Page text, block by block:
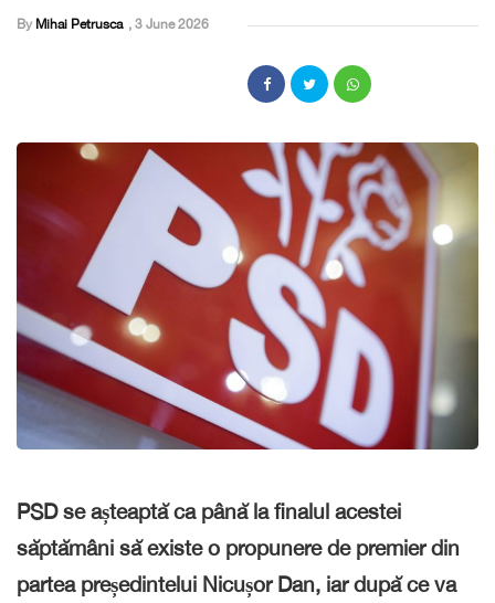
By Mihai Petrusca , 3 June 2026
PSD se așteaptă ca până la finalul acestei
săptămâni să existe o propunere de premier din
partea președintelui Nicușor Dan, iar după ce va